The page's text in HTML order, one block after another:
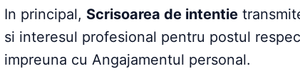
In principal, Scrisoarea de intentie
si interesul profesional pentru postul
impreuna cu Angajamentul personal.